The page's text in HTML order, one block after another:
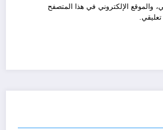
والموقع الإلكتروني في هذا المتصفح